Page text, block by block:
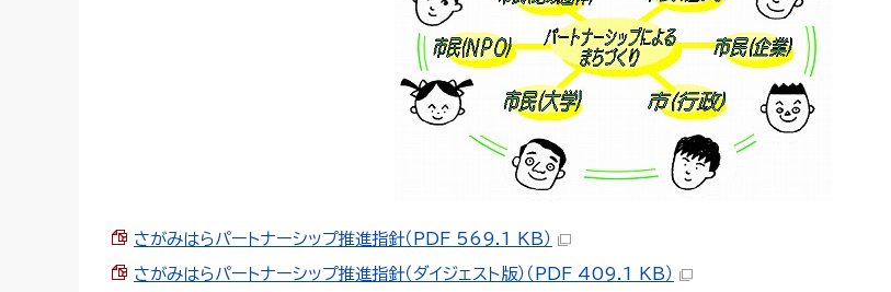
さがみはらパートナーシップ推進指針（PDF 569.1 KB）
さがみはらパートナーシップ推進指針（ダイジェスト版）（PDF 409.1 KB）